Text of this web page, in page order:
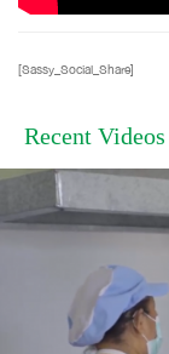
[Sassy_Social_Share]
Recent Videos